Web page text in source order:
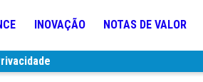
INOVAÇÃO NOTAS DE VALOR